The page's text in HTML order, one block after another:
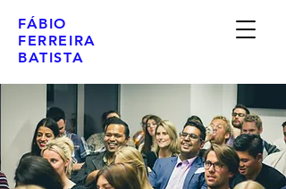
FÁBIO
FERREIRA
BATISTA